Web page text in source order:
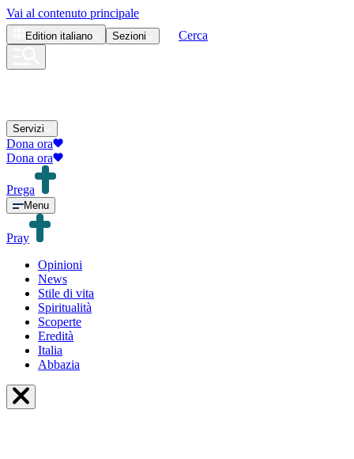
Vai al contenuto principale
Edition italiano Sezioni Cerca
Servizi
Dona ora
Dona ora
Prega
Menu
Pray
Opinioni
News
Stile di vita
Spiritualità
Scoperte
Eredità
Italia
Abbazia